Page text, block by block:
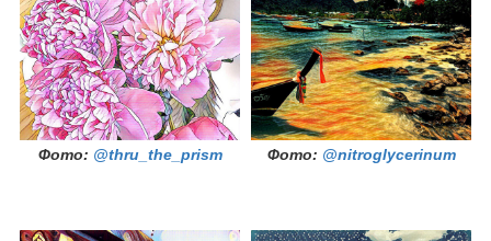
Фото: @thru_the_prism Фото: @nitroglycerinum